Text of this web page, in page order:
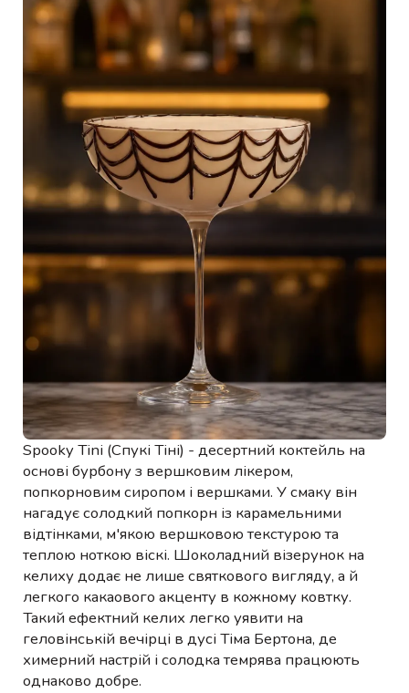
Spooky Tini (Спукі Тіні) - десертний коктейль на
основі бурбону з вершковим лікером,
попкорновим сиропом і вершками. У смаку він
нагадує солодкий попкорн із карамельними
відтінками, м'якою вершковою текстурою та
теплою ноткою віскі. Шоколадний візерунок на
келиху додає не лише святкового вигляду, а й
легкого какаового акценту в кожному ковтку.
Такий ефектний келих легко уявити на
геловінській вечірці в дусі Тіма Бертона, де
химерний настрій і солодка темрява працюють
однаково добре.